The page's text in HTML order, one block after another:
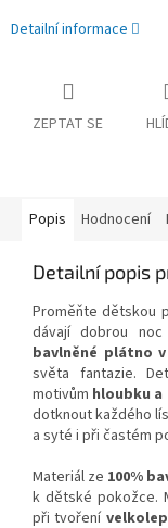
Detailní informace
ZEPTAT SE
Popis Hodnocení
Detailní popis
Proměňte dětskou
dávají dobrou
bavlněné plátno
světa fantazie.
motivům hloubku
dotknout každého
a syté i při častém
Materiál ze 100%
k dětské pokožce.
při tvoření